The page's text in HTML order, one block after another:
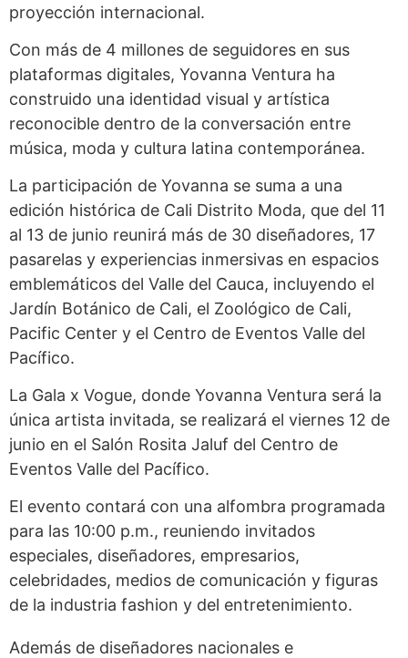
proyección internacional.
Con más de 4 millones de seguidores en sus
plataformas digitales, Yovanna Ventura ha
construido una identidad visual y artística
reconocible dentro de la conversación entre
música, moda y cultura latina contemporánea.
La participación de Yovanna se suma a una
edición histórica de Cali Distrito Moda, que del 11
al 13 de junio reunirá más de 30 diseñadores, 17
pasarelas y experiencias inmersivas en espacios
emblemáticos del Valle del Cauca, incluyendo el
Jardín Botánico de Cali, el Zoológico de Cali,
Pacific Center y el Centro de Eventos Valle del
Pacífico.
La Gala x Vogue, donde Yovanna Ventura será la
única artista invitada, se realizará el viernes 12 de
junio en el Salón Rosita Jaluf del Centro de
Eventos Valle del Pacífico.
El evento contará con una alfombra programada
para las 10:00 p.m., reuniendo invitados
especiales, diseñadores, empresarios,
celebridades, medios de comunicación y figuras
de la industria fashion y del entretenimiento.
Además de diseñadores nacionales e